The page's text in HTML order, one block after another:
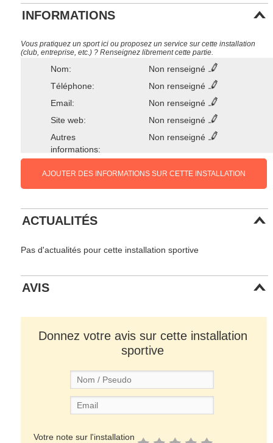
INFORMATIONS
Vous pratiquez un sport ici ou proposez un service sur cette installation
(club, entreprise, etc.) ? Renseignez librement cette partie.
Nom:
Non renseigné
Téléphone:
Non renseigné
Email:
Non renseigné
Site web:
Non renseigné
Autres
informations:
Non renseigné
AJOUTER DES INFORMATIONS SUR CETTE INSTALLATION
ACTUALITÉS
Pas d'actualités pour cette installation sportive
AVIS
Donnez votre avis sur cette installation
sportive
Votre note sur l'installation